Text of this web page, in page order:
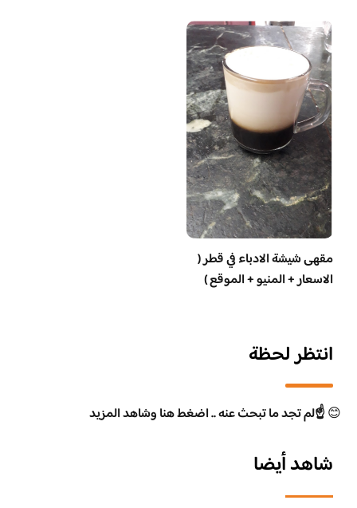
مقهى شيشة الادباء في قطر (
الاسعار + المنيو + الموقع )
انتظر لحظة
😊☝️لم تجد ما تبحث عنه .. اضغط هنا وشاهد المزيد
شاهد أيضا